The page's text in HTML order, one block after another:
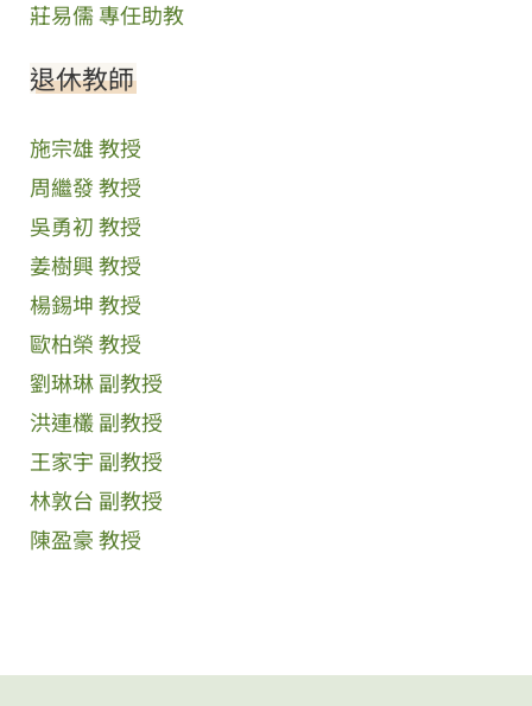
莊易儒 專任助教
退休教師
施宗雄 教授
周繼發 教授
吳勇初 教授
姜樹興 教授
楊錫坤 教授
歐柏榮 教授
劉琳琳 副教授
洪連欉 副教授
王家宇 副教授
林敦台 副教授
陳盈豪 教授